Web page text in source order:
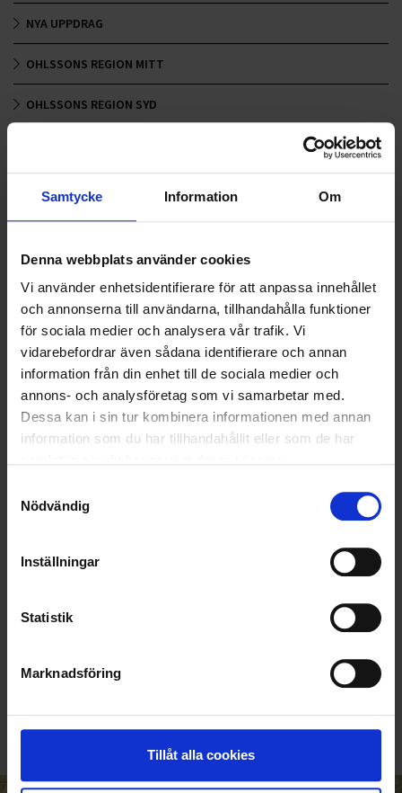
Samtycke Information Om
Denna webbplats använder cookies
Vi använder enhetsidentifierare för att anpassa innehållet
och annonserna till användarna, tillhandahålla funktioner
för sociala medier och analysera vår trafik. Vi
vidarebefordrar även sådana identifierare och annan
information från din enhet till de sociala medier och
annons- och analysföretag som vi samarbetar med.
Dessa kan i sin tur kombinera informationen med annan
information som du har tillhandahållit eller som de har
Nödvändig
Inställningar
Statistik
Marknadsföring
Tillåt alla cookies
NYA UPPDRAG
OHLSSONS REGION MITT
OHLSSONS REGION SYD
RENHÅLLNING
SAMARBETEN
SOCIALT ANSVAR
VELLINGE
010-45 00 200​